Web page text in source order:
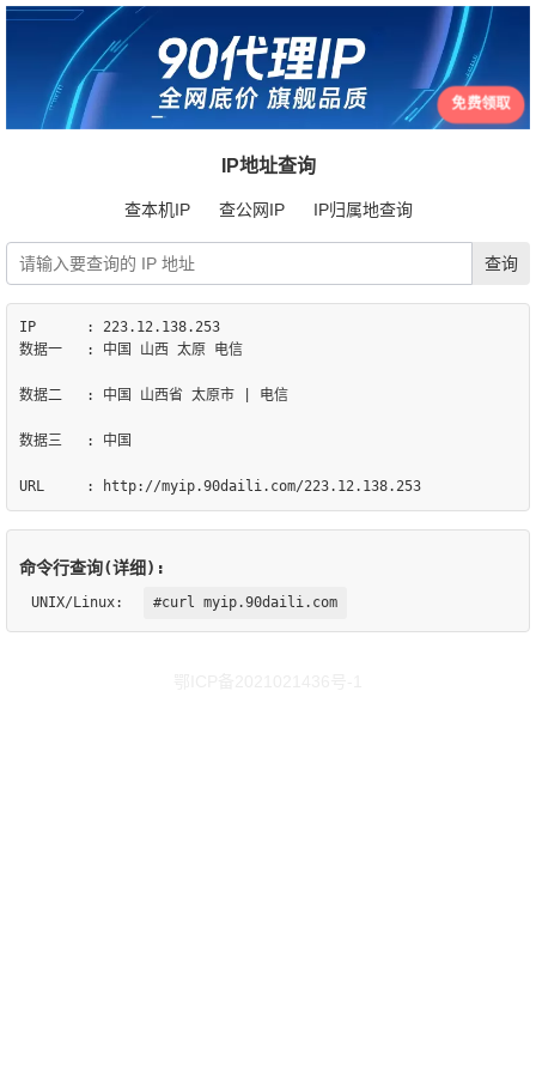
免费领取
IP地址查询
查本机IP 查公网IP IP归属地查询
IP	: 223.12.138.253
数据一	: 中国 山西 太原 电信
数据二	: 中国 山西省 太原市 | 电信
数据三	: 中国
命令行查询(详细):
UNIX/Linux: #curl myip.90daili.com